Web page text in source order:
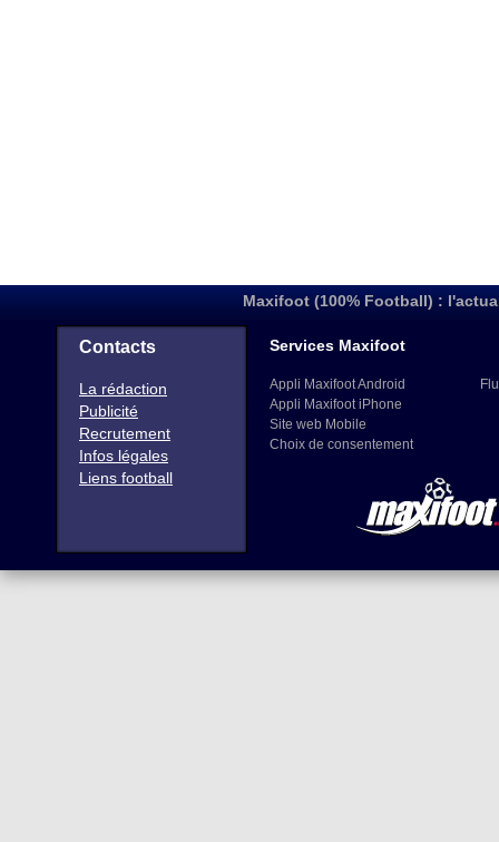
Maxifoot (100% Football) :
Contacts
La rédaction
Publicité
Recrutement
Infos légales
Liens football
Services Maxifoot
Appli Maxifoot Android
Appli Maxifoot iPhone
Site web Mobile
Choix de consentement